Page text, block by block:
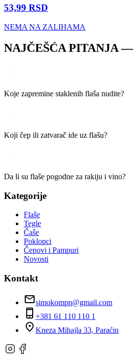
53,99 RSD
NEMA NA ZALIHAMA
NAJČEŠĆA PITANJA —
Koje zapremine staklenih flaša nudite?
Koji čep ili zatvarač ide uz flašu?
Da li su flaše pogodne za rakiju i vino?
Kategorije
Flaše
Tegle
Čaše
Poklopci
Čepovi i Pampuri
Novosti
Kontakt
simokompn@gmail.com
+381 61 110 110 1
Kneza Mihajla 33, Paraćin